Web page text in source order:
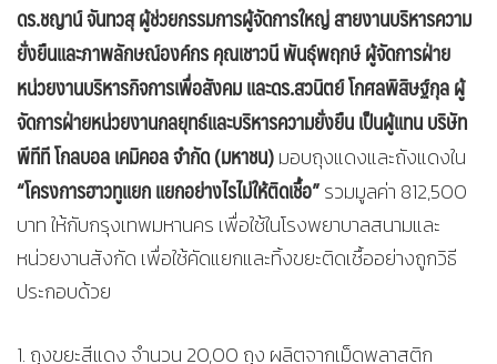
ดร.ชญาน์ จันทวสุ ผู้ช่วยกรรมการผู้จัดการใหญ่ สายงานบริหารความ
ยั่งยืนและภาพลักษณ์องค์กร คุณเชาวนี พันธุ์พฤกษ์ ผู้จัดการฝ่าย
หน่วยงานบริหารกิจการเพื่อสังคม และดร.สวนิตย์ โกศลพิสิษฐ์กุล ผู้
จัดการฝ่ายหน่วยงานกลยุทธ์และบริหารความยั่งยืน เป็นผู้แทน บริษัท
พีทีที โกลบอล เคมิคอล จำกัด (มหาชน)มอบถุงแดงและถังแดงใน
“โครงการฮาวทูแยก แยกอย่างไรไม่ให้ติดเชื้อ”รวมมูลค่า 812,500
บาท ให้กับกรุงเทพมหานคร เพื่อใช้ในโรงพยาบาลสนามและ
หน่วยงานสังกัด เพื่อใช้คัดแยกและทิ้งขยะติดเชื้ออย่างถูกวิธี
ประกอบด้วย
1. ถุงขยะสีแดง จำนวน 20,00 ถุง ผลิตจากเม็ดพลาสติก